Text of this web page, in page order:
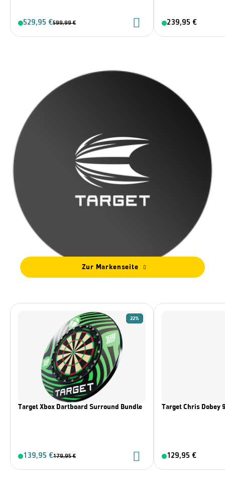
529,95 €599,99 € 239,95 €
Zur Markenseite
22%
Target Xbox Dartboard Surround Bundle
139,95 €179,95 €
Target Chris Dobey
129,95 €